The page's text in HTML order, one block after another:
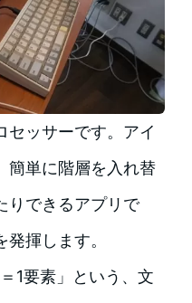
セッサーです。アイ
簡単に階層を入れ替
りできるアプリで
揮します。
1要素」という、文